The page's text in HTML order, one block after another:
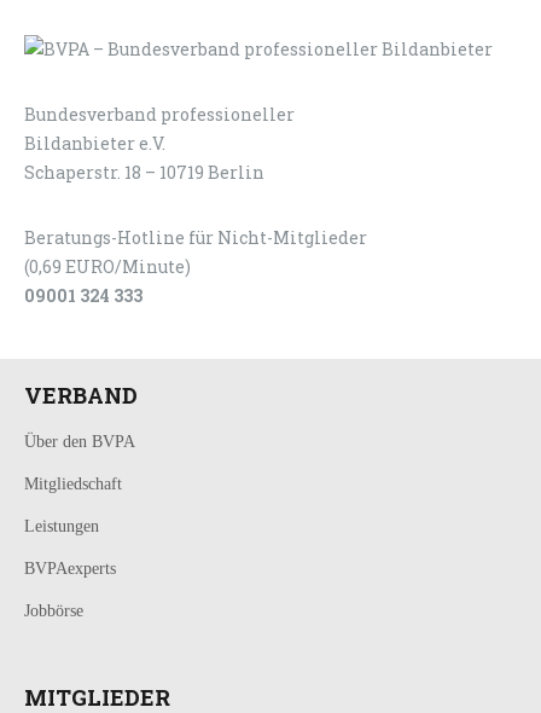
Bundesverband professioneller
Bildanbieter e.V.
Schaperstr. 18 – 10719 Berlin
Beratungs-Hotline für Nicht-Mitglieder
(0,69 EURO/Minute)
09001 324 333
VERBAND
Über den BVPA
Mitgliedschaft
Leistungen
BVPAexperts
Jobbörse
MITGLIEDER